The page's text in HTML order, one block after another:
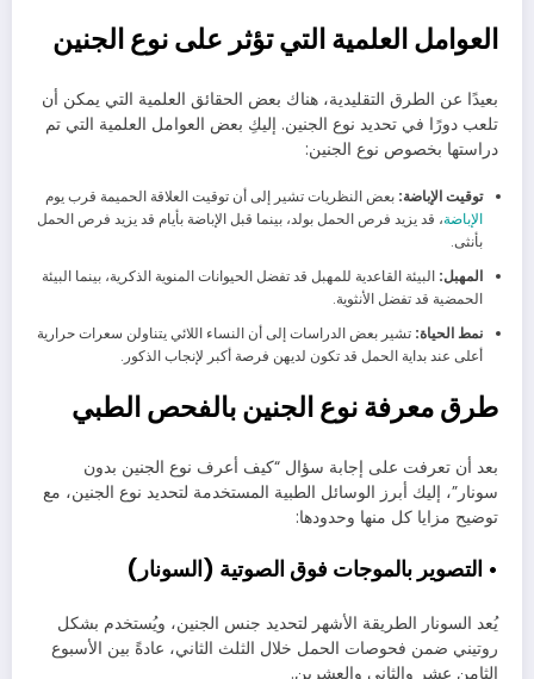
العوامل العلمية التي تؤثر على نوع الجنين
بعيدًا عن الطرق التقليدية، هناك بعض الحقائق العلمية التي يمكن أن
تلعب دورًا في تحديد نوع الجنين. إليكِ بعض العوامل العلمية التي تم
دراستها بخصوص نوع الجنين:
توقيت الإباضة: بعض النظريات تشير إلى أن توقيت العلاقة الحميمة قرب يوم
الإباضة، قد يزيد فرص الحمل بولد، بينما قبل الإباضة بأيام قد يزيد فرص الحمل
بأنثى.
المهبل: البيئة القاعدية للمهبل قد تفضل الحيوانات المنوية الذكرية، بينما البيئة
الحمضية قد تفضل الأنثوية.
نمط الحياة:تشير بعض الدراسات إلى أن النساء اللائي يتناولن سعرات حرارية
أعلى عند بداية الحمل قد تكون لديهن فرصة أكبر لإنجاب الذكور.
طرق معرفة نوع الجنين بالفحص الطبي
بعد أن تعرفت على إجابة سؤال “كيف أعرف نوع الجنين بدون
سونار”، إليك أبرز الوسائل الطبية المستخدمة لتحديد نوع الجنين، مع
توضيح مزايا كل منها وحدودها:
• التصوير بالموجات فوق الصوتية (السونار)
يُعد السونار الطريقة الأشهر لتحديد جنس الجنين، ويُستخدم بشكل
روتيني ضمن فحوصات الحمل خلال الثلث الثاني، عادةً بين الأسبوع
الثامن عشر والثاني والعشرين.